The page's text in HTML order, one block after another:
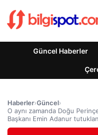
Güncel Haberler
Haberler›Güncel›
O aynı zamanda Doğu
Başkanı Emin Adanur